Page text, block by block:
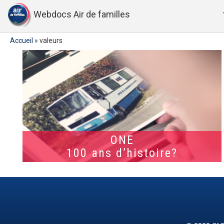
Webdocs Air de familles
Accueil » valeurs
ONE
100 ans d’histoire?